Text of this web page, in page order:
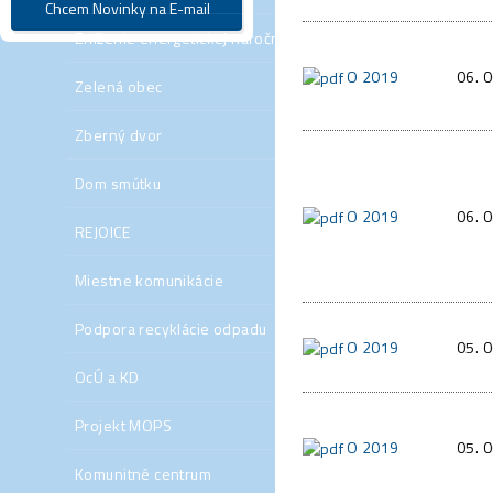
Zníženie energetickej náročnosti budovy základnej školy
Zelená obec
Zberný dvor
Dom smútku
REJOICE
Miestne komunikácie
Podpora recyklácie odpadu
OcÚ a KD
Projekt MOPS
Komunitné centrum
O 2019 06.
O 2019 06.
O 2019 05.
O 2019 05.